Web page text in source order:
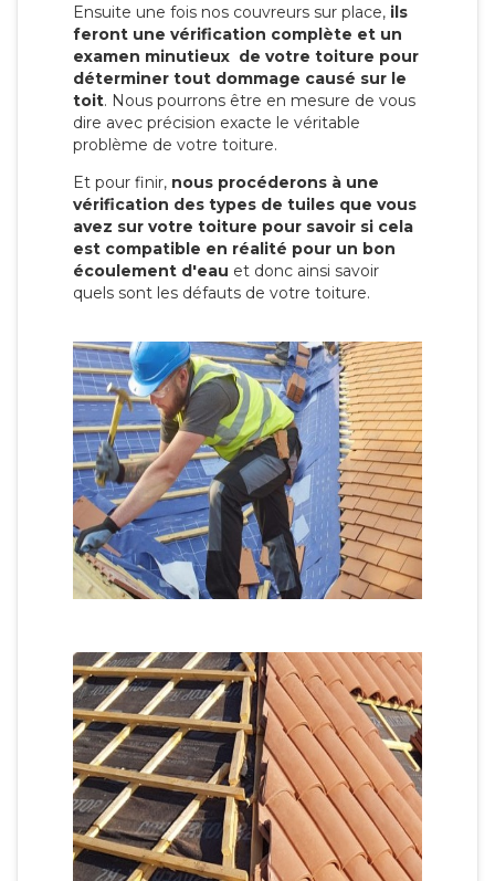
Ensuite une fois nos couvreurs sur place, ils
feront une vérification complète et un
examen minutieux de votre toiture pour
déterminer tout dommage causé sur le
toit. Nous pourrons être en mesure de vous
dire avec précision exacte le véritable
problème de votre toiture.
Et pour finir, nous procéderons à une
vérification des types de tuiles que vous
avez sur votre toiture pour savoir si cela
est compatible en réalité pour un bon
écoulement d'eau et donc ainsi savoir
quels sont les défauts de votre toiture.